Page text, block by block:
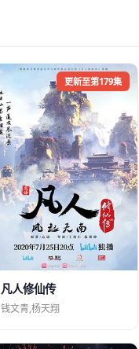
更新至第179集
凡人修仙传
钱文青,杨天翔